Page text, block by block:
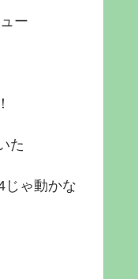
ー
た
じゃ動かな